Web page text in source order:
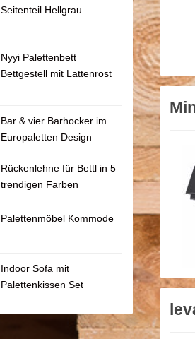
Seitenteil Hellgrau
Nyyi Palettenbett
Bettgestell mit Lattenrost
Bar & vier Barhocker im
Europaletten Design
Rückenlehne für Bettl in 5
trendigen Farben
Palettenmöbel Kommode
Indoor Sofa mit
Palettenkissen Set